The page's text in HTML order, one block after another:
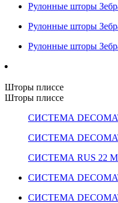
Рулонные шторы
Рулонные шторы
Рулонные шторы
Шторы плиссе
Шторы плиссе
СИСТЕМА
СИСТЕМА
СИСТЕМА RUS 22
СИСТЕМА
СИСТЕМА